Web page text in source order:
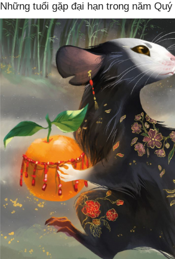
Những tuổi gặp đại hạn trong năm